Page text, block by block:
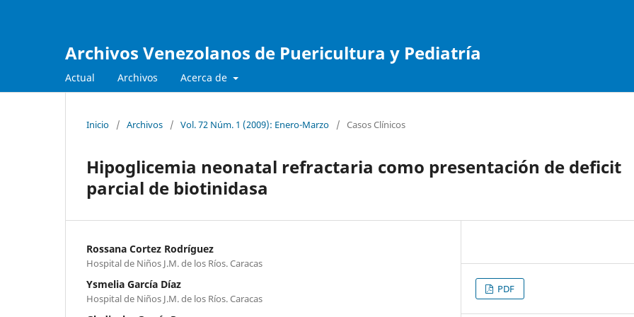
Archivos Venezolanos de Puericultura y Pediatría
Actual Archivos Acerca de
Inicio / Archivos / Vol. 72 Núm. 1 (2009): Enero-Marzo / Casos Clínicos
Hipoglicemia neonatal refractaria como presentación de deficit
parcial de biotinidasa
Rossana Cortez Rodríguez
Hospital de Niños J.M. de los Ríos. Caracas
Ysmelia García Díaz
Hospital de Niños J.M. de los Ríos. Caracas
PDF